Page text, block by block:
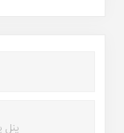
پنل